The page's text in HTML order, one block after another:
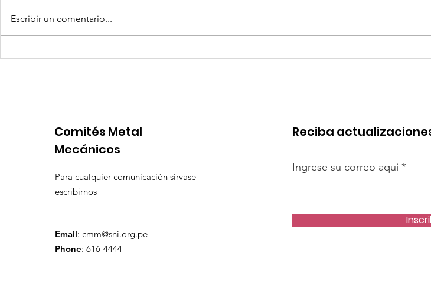
Competencia si: pero en
Expansion de China en
Escribir un comentario...
Comités Metal
Mecánicos
Para cualquier comunicación sírvase
escribirnos
Email: cmm@sni.org.pe
Phone: 616-4444
Reciba
Ingrese su correo aqui